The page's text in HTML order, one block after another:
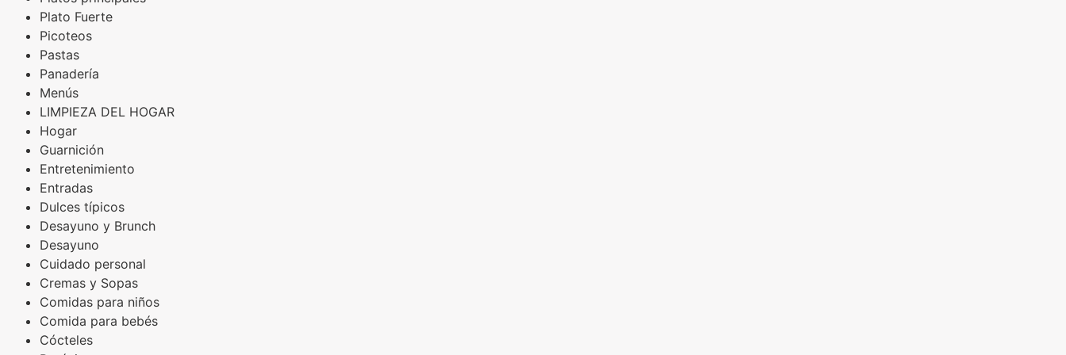
Plato Fuerte
Picoteos
Pastas
Panadería
Menús
LIMPIEZA DEL HOGAR
Hogar
Guarnición
Entretenimiento
Entradas
Dulces típicos
Desayuno y Brunch
Desayuno
Cuidado personal
Cremas y Sopas
Comidas para niños
Comida para bebés
Cócteles